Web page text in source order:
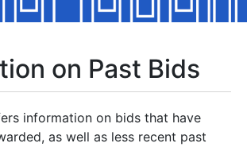
on Past Bids
information on bids that have
as well as less recent past